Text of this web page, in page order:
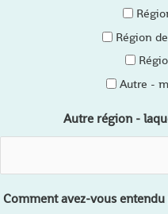
Région
Autre -
Autre région -